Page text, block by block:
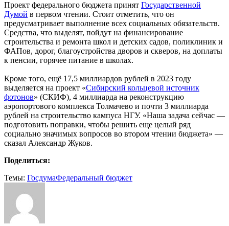
Проект федерального бюджета принят Государственной
Думой в первом чтении. Стоит отметить, что он
предусматривает выполнение всех социальных обязательств.
Средства, что выделят, пойдут на финансирование
строительства и ремонта школ и детских садов, поликлиник и
ФАПов, дорог, благоустройства дворов и скверов, на доплаты
к пенсии, горячее питание в школах.
Кроме того, ещё 17,5 миллиардов рублей в 2023 году
выделяется на проект «Сибирский кольцевой источник
фотонов» (СКИФ), 4 миллиарда на реконструкцию
аэропортового комплекса Толмачево и почти 3 миллиарда
рублей на строительство кампуса НГУ. «Наша задача сейчас —
подготовить поправки, чтобы решить еще целый ряд
социально значимых вопросов во втором чтении бюджета» —
сказал Александр Жуков.
Поделиться:
Темы: ГосдумаФедеральный бюджет